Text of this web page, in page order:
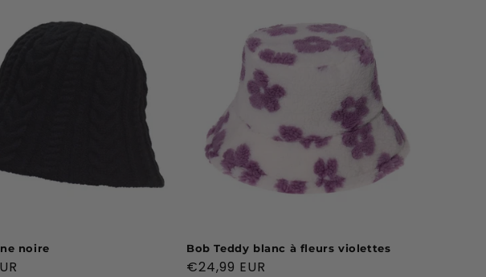
noire Bob Teddy blanc à fleurs violettes
Prix
€24,99 EUR